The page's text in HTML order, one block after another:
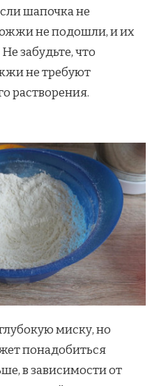
шапочка не
не подошли, и их
забудьте, что
не требуют
растворения.
миску, но
понадобиться
в зависимости от